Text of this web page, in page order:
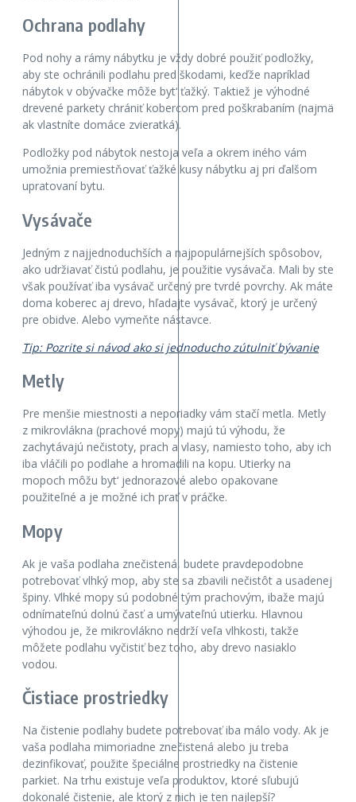
Ochrana podlahy
Pod nohy a rámy nábytku je vždy dobré použiť podložky,
aby ste ochránili podlahu pred škodami, keďže napríklad
nábytok v obývačke môže byt‘ ťažký. Taktiež je výhodné
drevené parkety chrániť kobercom pred poškrabaním (najmä
ak vlastníte domáce zvieratká).
Podložky pod nábytok nestoja veľa a okrem iného vám
umožnia premiestňovať ťažké kusy nábytku aj pri ďalšom
upratovaní bytu.
Vysávače
Jedným z najjednoduchších a najpopulárnejších spôsobov,
ako udržiavať čistú podlahu, je použitie vysávača. Mali by ste
však používať iba vysávač určený pre tvrdé povrchy. Ak máte
doma koberec aj drevo, hľadajte vysávač, ktorý je určený
pre obidve. Alebo vymeňte nástavce.
Tip: Pozrite si návod ako si jednoducho zútulniť bývanie
Metly
Pre menšie miestnosti a neporiadky vám stačí metla. Metly
z mikrovlákna (prachové mopy) majú tú výhodu, že
zachytávajú nečistoty, prach a vlasy, namiesto toho, aby ich
iba vláčili po podlahe a hromadili na kopu. Utierky na
mopoch môžu byt‘ jednorazové alebo opakovane
použiteľné a je možné ich prať v práčke.
Mopy
Ak je vaša podlaha znečistená, budete pravdepodobne
potrebovať vlhký mop, aby ste sa zbavili nečistôt a usadenej
špiny. Vlhké mopy sú podobné tým prachovým, ibaže majú
odnímateľnú dolnú časť a umývateľnú utierku. Hlavnou
výhodou je, že mikrovlákno nedrží veľa vlhkosti, takže
môžete podlahu vyčistiť bez toho, aby drevo nasiaklo
vodou.
Čistiace prostriedky
Na čistenie podlahy budete potrebovať iba málo vody. Ak je
vaša podlaha mimoriadne znečistená alebo ju treba
dezinfikovať, použite špeciálne prostriedky na čistenie
parkiet. Na trhu existuje veľa produktov, ktoré sľubujú
dokonalé čistenie, ale ktorý z nich je ten najlepší?